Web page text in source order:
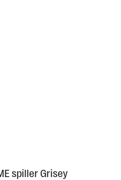
spiller Grisey